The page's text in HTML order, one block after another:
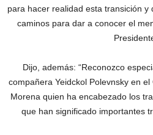
para hacer realidad esta transición
caminos para dar a conocer el
Dijo, además: “Reconozco
compañera Yeidckol Polevnsky en
Morena quien ha encabezado los
que han significado importantes